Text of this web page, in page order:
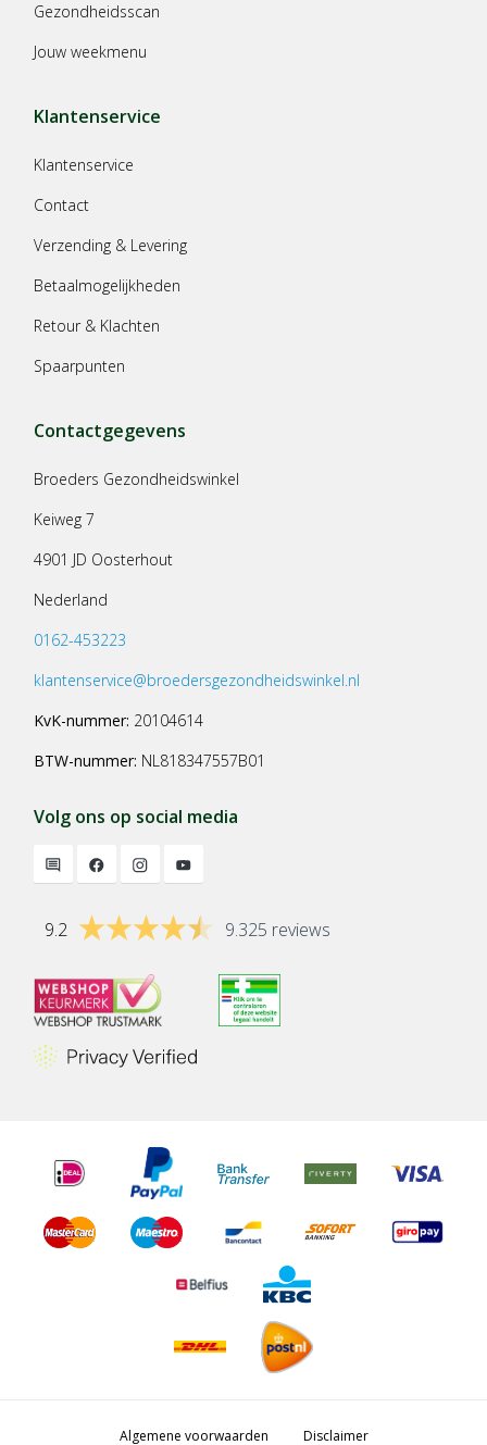
Gezondheidsscan
Jouw weekmenu
Klantenservice
Klantenservice
Contact
Verzending & Levering
Betaalmogelijkheden
Retour & Klachten
Spaarpunten
Contactgegevens
Broeders Gezondheidswinkel
Keiweg 7
4901 JD Oosterhout
Nederland
0162-453223
klantenservice@broedersgezondheidswinkel.nl
KvK-nummer: 20104614
BTW-nummer: NL818347557B01
Volg ons op social media
9.2 9.325 reviews
Algemene voorwaarden Disclaimer